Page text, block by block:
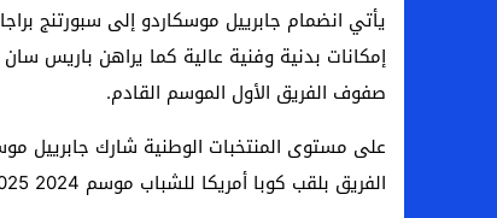
يأتي انضمام جابرييل موسكاردو إلى سبورتنج
إمكانات بدنية وفنية عالية كما يراهن باريس
صفوف الفريق الأول الموسم القادم.
الفريق بلقب كوبا أمريكا للشباب موسم 2024 2025 حيث لعب 9 مباريات سجل خلالها هدفاً وصنع هدفاً آخر.